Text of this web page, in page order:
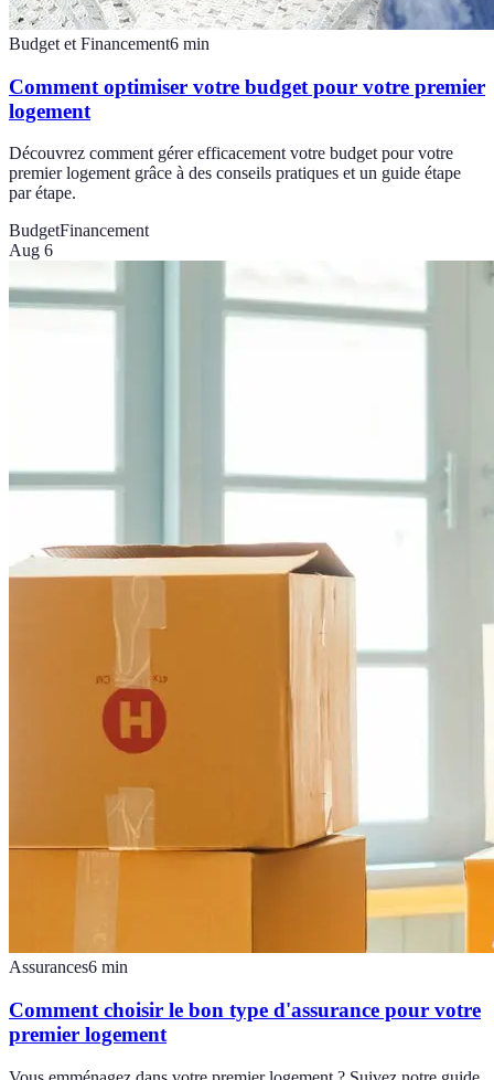
Budget et Financement6 min
Comment optimiser votre budget pour votre premier
logement
Découvrez comment gérer efficacement votre budget pour votre
premier logement grâce à des conseils pratiques et un guide étape
par étape.
BudgetFinancement
Aug 6
Assurances6 min
Comment choisir le bon type d'assurance pour votre
premier logement